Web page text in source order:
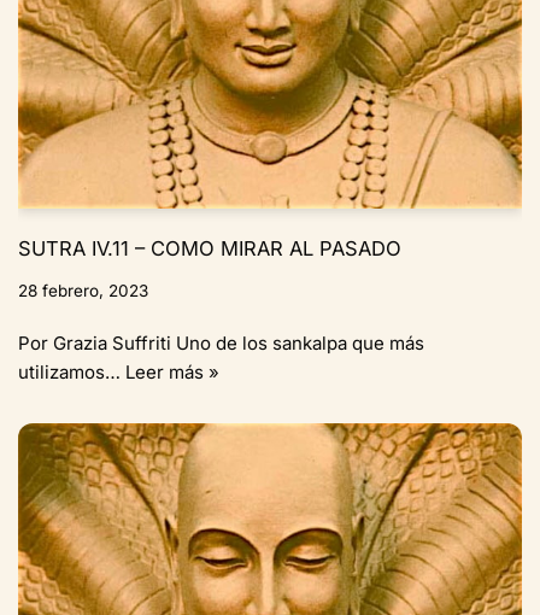
SUTRA IV.11 – COMO MIRAR AL PASADO
28 febrero, 2023
Por Grazia Suffriti Uno de los sankalpa que más
utilizamos… Leer más »